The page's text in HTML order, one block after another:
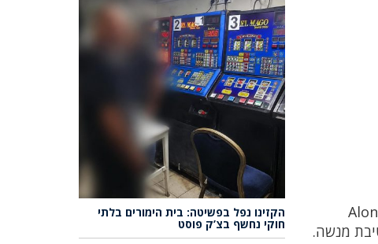
הותר לפרסום שמו של חלל צה"ל אשר הודעה נמסרה למשפחתו:סרן אלון סאקאג׳יו (Alon
הקזינו נפל בפשיטה: בית הימורים בלתי
חוקי נחשף בצ’ק פוסט